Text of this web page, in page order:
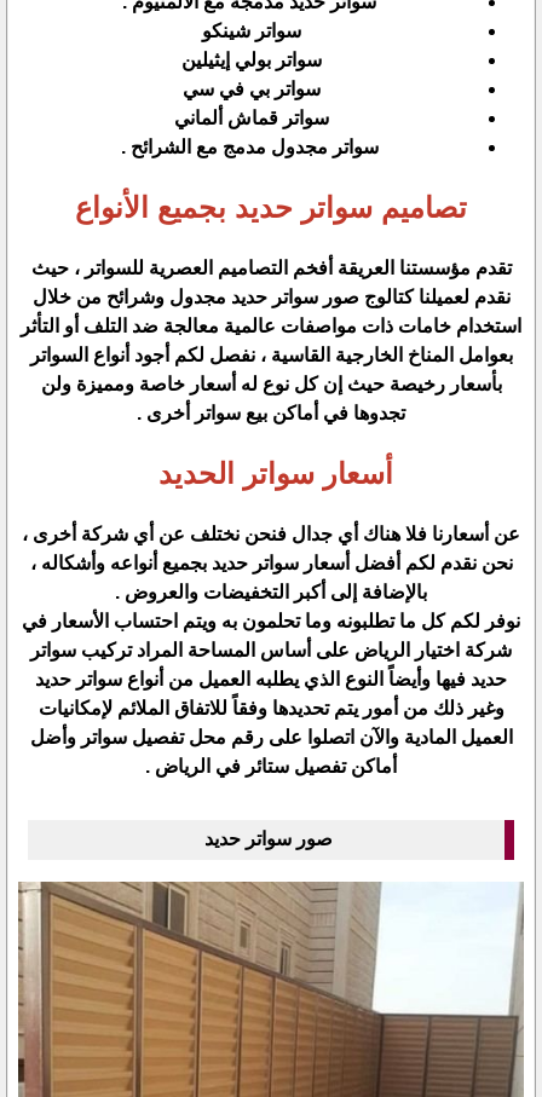
سواتر شينكو
سواتر بولي إيثيلين
سواتر بي في سي
سواتر قماش ألماني
سواتر مجدول مدمج مع الشرائح .
تصاميم سواتر حديد بجميع الأنواع
تقدم مؤسستنا العريقة أفخم التصاميم العصرية للسواتر ، حيث
نقدم لعميلنا كتالوج صور سواتر حديد مجدول وشرائح من خلال
استخدام خامات ذات مواصفات عالمية معالجة ضد التلف أو التأثر
بعوامل المناخ الخارجية القاسية ، نفصل لكم أجود أنواع السواتر
بأسعار رخيصة حيث إن كل نوع له أسعار خاصة ومميزة ولن
تجدوها في أماكن بيع سواتر أخرى .
أسعار سواتر الحديد
عن أسعارنا فلا هناك أي جدال فنحن نختلف عن أي شركة أخرى ،
نحن نقدم لكم أفضل أسعار سواتر حديد بجميع أنواعه وأشكاله ،
بالإضافة إلى أكبر التخفيضات والعروض .
نوفر لكم كل ما تطلبونه وما تحلمون به ويتم احتساب الأسعار في
شركة اختيار الرياض على أساس المساحة المراد تركيب سواتر
حديد فيها وأيضاً النوع الذي يطلبه العميل من أنواع سواتر حديد
وغير ذلك من أمور يتم تحديدها وفقاً للاتفاق الملائم لإمكانيات
العميل المادية والآن اتصلوا على رقم محل تفصيل سواتر وأضل
أماكن تفصيل ستائر في الرياض .
صور سواتر حديد